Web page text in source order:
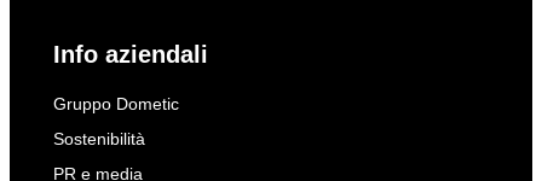
Info aziendali
Gruppo Dometic
Sostenibilità
PR e media